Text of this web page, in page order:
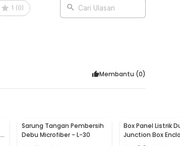
1 (0) Cari Ulasan
Membantu (0)
Sarung Tangan Pembersih
Debu Microfiber - L-30
Box Panel Listrik
Junction Box
Waterproof